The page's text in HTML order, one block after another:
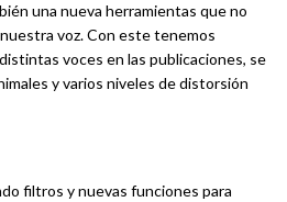
una nueva herramientas que no
voz. Con este tenemos
voces en las publicaciones, se
y varios niveles de distorsión
filtros y nuevas funciones para